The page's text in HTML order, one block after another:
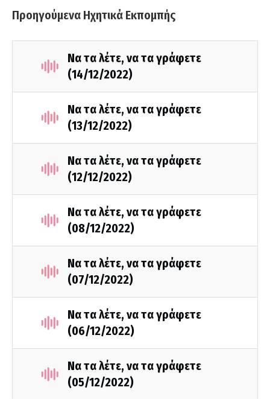
Προηγούμενα Ηχητικά Εκπομπής
Να τα λέτε, να τα γράφετε
(14/12/2022)
Να τα λέτε, να τα γράφετε
(13/12/2022)
Να τα λέτε, να τα γράφετε
(12/12/2022)
Να τα λέτε, να τα γράφετε
(08/12/2022)
Να τα λέτε, να τα γράφετε
(07/12/2022)
Να τα λέτε, να τα γράφετε
(06/12/2022)
Να τα λέτε, να τα γράφετε
(05/12/2022)